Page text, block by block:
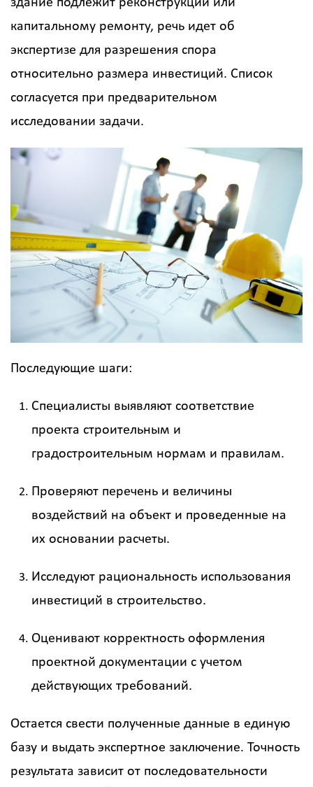
здание подлежит реконструкции или
капитальному ремонту, речь идет об
экспертизе для разрешения спора
относительно размера инвестиций. Список
согласуется при предварительном
исследовании задачи.
Последующие шаги:
Специалисты выявляют соответствие
проекта строительным и
градостроительным нормам и правилам.
Проверяют перечень и величины
воздействий на объект и проведенные на
их основании расчеты.
Исследуют рациональность использования
инвестиций в строительство.
Оценивают корректность оформления
проектной документации с учетом
действующих требований.
Остается свести полученные данные в единую
базу и выдать экспертное заключение. Точность
результата зависит от последовательности